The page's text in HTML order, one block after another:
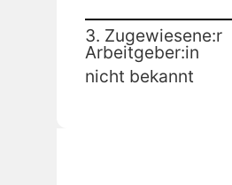
3. Zugewiesene:r
Arbeitgeber:in
nicht bekannt